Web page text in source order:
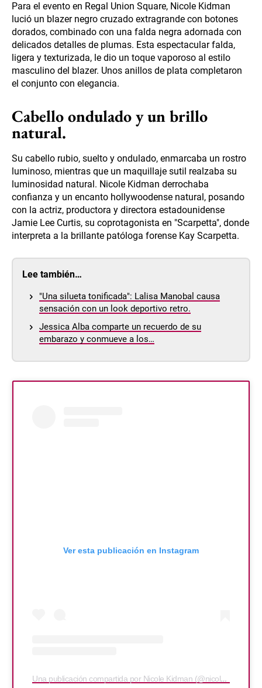
Para el evento en Regal Union Square, Nicole Kidman
lució un blazer negro cruzado extragrande con botones
dorados, combinado con una falda negra adornada con
delicados detalles de plumas. Esta espectacular falda,
ligera y texturizada, le dio un toque vaporoso al estilo
masculino del blazer. Unos anillos de plata completaron
el conjunto con elegancia.
Cabello ondulado y un brillo
natural.
Su cabello rubio, suelto y ondulado, enmarcaba un rostro
luminoso, mientras que un maquillaje sutil realzaba su
luminosidad natural. Nicole Kidman derrochaba
confianza y un encanto hollywoodense natural, posando
con la actriz, productora y directora estadounidense
Jamie Lee Curtis, su coprotagonista en "Scarpetta", donde
interpreta a la brillante patóloga forense Kay Scarpetta.
Lee también…
"Una silueta tonificada": Lalisa Manobal causa
sensación con un look deportivo retro.
Jessica Alba comparte un recuerdo de su
embarazo y conmueve a los…
Ver esta publicación en Instagram
Una publicación compartida por Nicole Kidman (@nicolekidman)